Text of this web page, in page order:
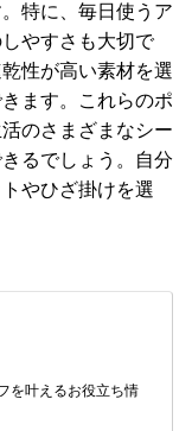
特に、毎日使うア
やすさも大切で
性が高い素材を選
ます。これらのポ
のさまざまなシー
るでしょう。自分
やひざ掛けを選
を叶えるお役立ち情